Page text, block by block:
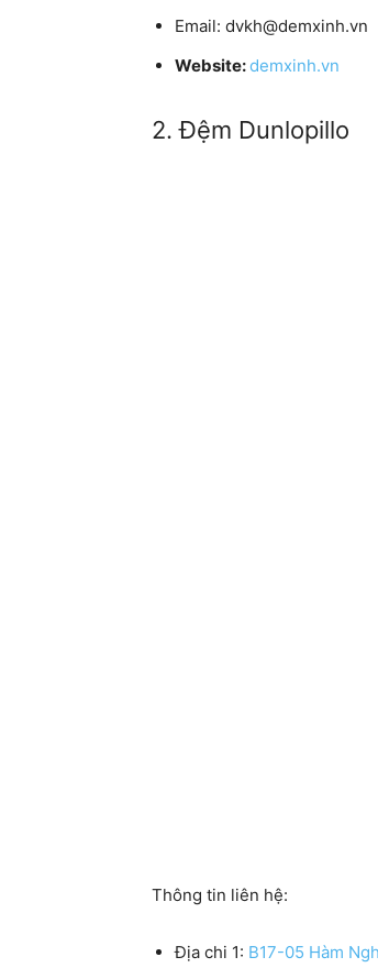
Email: dvkh@demxinh.vn
Website:demxinh.vn
2. Đệm Dunlopillo
Thông tin liên hệ:
Địa chi 1: B17-05 Hàm